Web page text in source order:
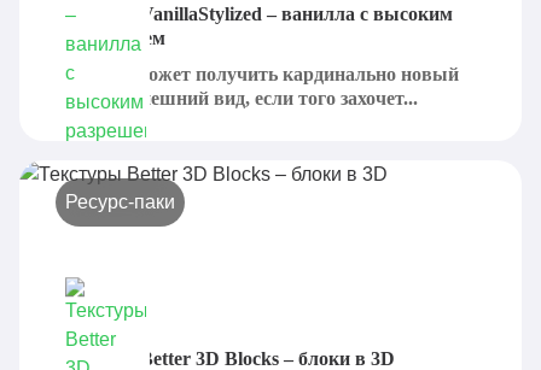
Текстуры VanillaStylized – ванилла с высоким
разрешением
Minecraft может получить кардинально новый
дизайн и внешний вид, если того захочет...
Ресурс-паки
Текстуры Better 3D Blocks – блоки в 3D